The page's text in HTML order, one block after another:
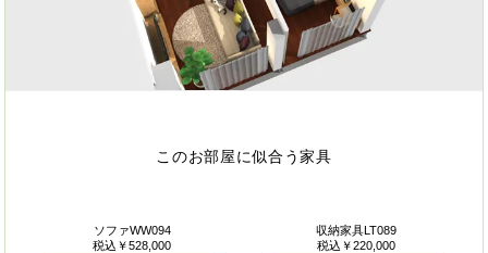
このお部屋に似合う家具
ソファWW094
税込￥528,000
収納家具LT089
税込￥220,000